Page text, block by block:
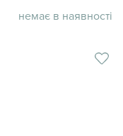
немає в наявності